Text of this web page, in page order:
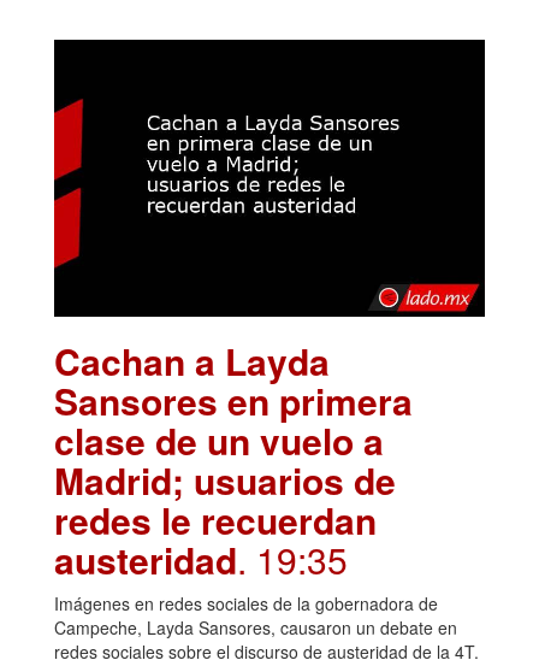
Cachan a Layda
Sansores en primera
clase de un vuelo a
Madrid; usuarios de
redes le recuerdan
austeridad. 19:35
Imágenes en redes sociales de la gobernadora de
Campeche, Layda Sansores, causaron un debate en
redes sociales sobre el discurso de austeridad de la 4T.